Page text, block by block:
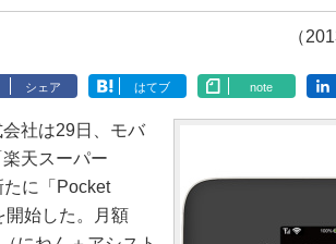
（
シェア はてブ note
社は29日、モバ
天スーパー
に「Pocket
開始した。月額